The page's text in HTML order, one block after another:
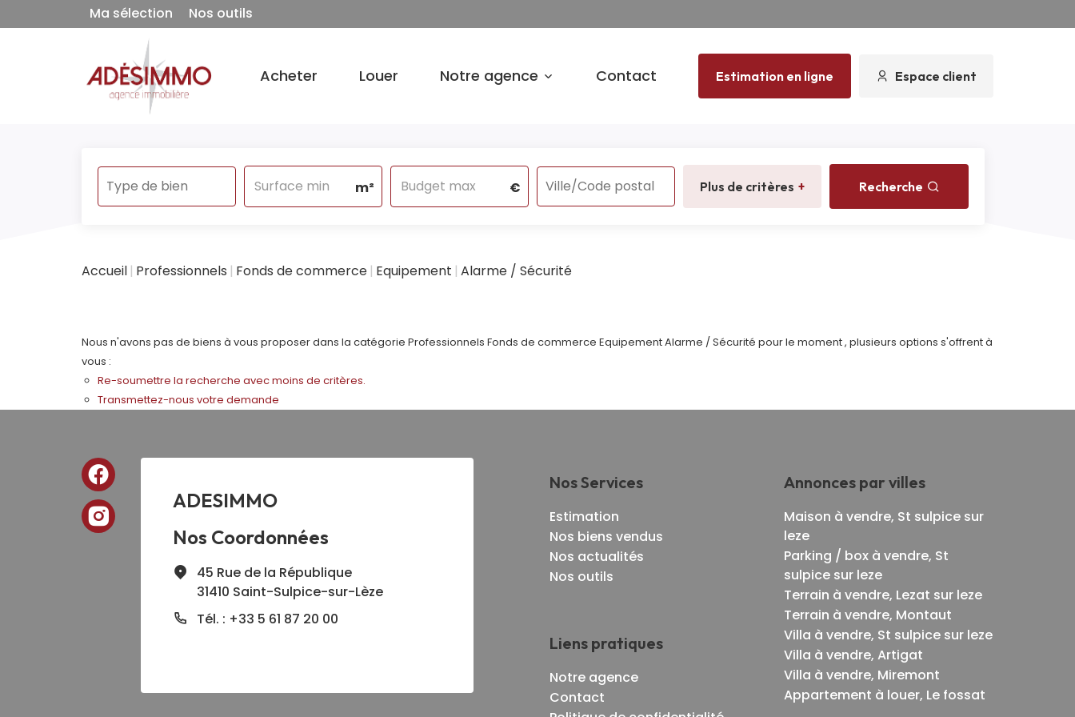
Ma sélection Nos outils
Acheter Louer Notre agence Contact Estimation en ligne Espace client
m² € Plus de critères + Recherche
Accueil Professionnels Fonds de commerce Equipement Alarme / Sécurité
Nous n'avons pas de biens à vous proposer dans la catégorie Professionnels Fonds de commerce Equipement Alarme / Sécurité pour le moment , plusieurs options s'offrent à
vous :
Re-soumettre la recherche avec moins de critères.
Transmettez-nous votre demande
ADESIMMO
Nos Coordonnées
45 Rue de la République
31410 Saint-Sulpice-sur-Lèze
Tél. : +33 5 61 87 20 00
Nos Services
Estimation
Nos biens vendus
Nos actualités
Nos outils
Liens pratiques
Notre agence
Contact
Annonces par villes
Maison à vendre, St sulpice sur
leze
Parking / box à vendre, St
sulpice sur leze
Terrain à vendre, Lezat sur leze
Terrain à vendre, Montaut
Villa à vendre, St sulpice sur leze
Villa à vendre, Artigat
Villa à vendre, Miremont
Appartement à louer, Le fossat